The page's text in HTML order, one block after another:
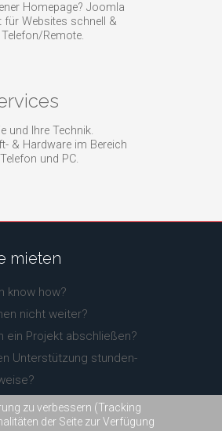
Homepage? Joomla
für Websites schnell &
Remote.
und Ihre Technik.
& Hardware im Bereich
und PC.
mieten
know how?
nicht weiter?
ein Projekt abschließen?
Unterstützung stunden-
uns!zu verbessern (Tracking
der Seite zur Verfügung